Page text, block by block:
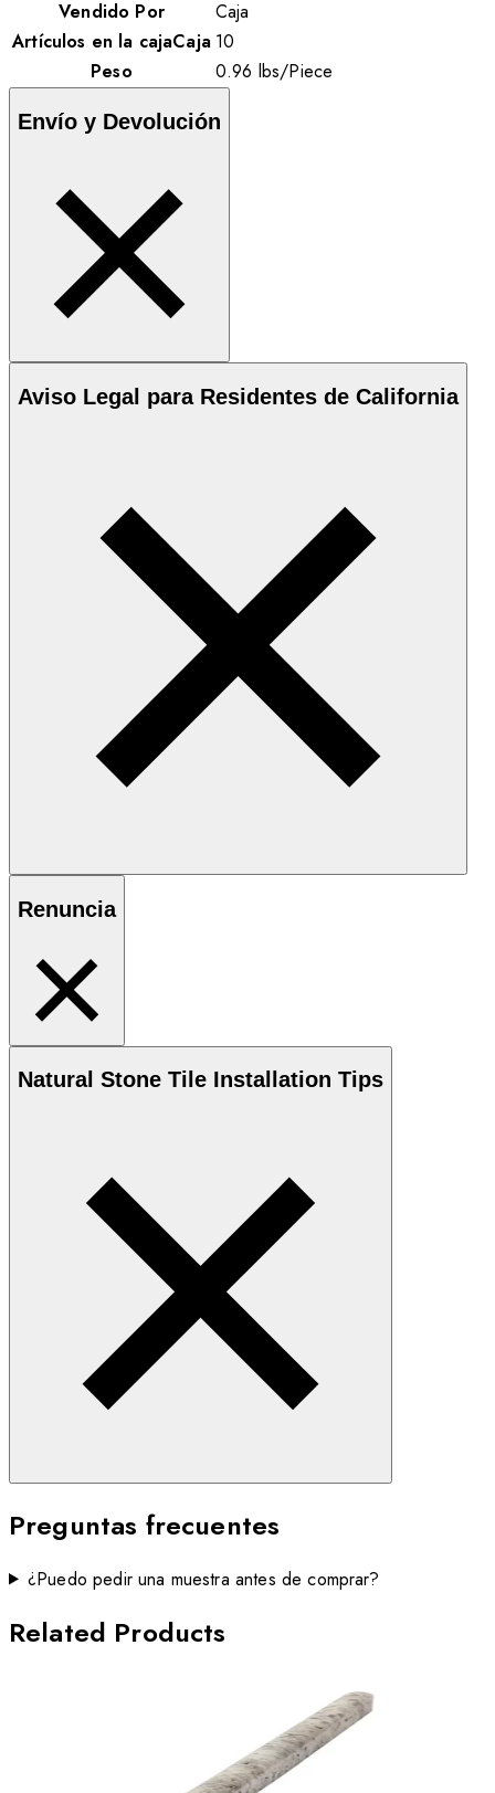
Vendido Por
Caja
Artículos en la cajaCaja 10
Peso
0.96 lbs/Piece
Envío y Devolución
Aviso Legal para Residentes de California
Renuncia
Natural Stone Tile Installation Tips
Preguntas frecuentes
¿Puedo pedir una muestra antes de comprar?
Related Products